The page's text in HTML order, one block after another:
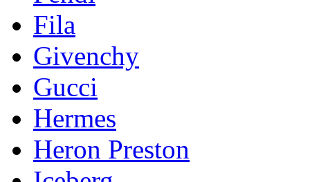
Fila
Givenchy
Gucci
Hermes
Heron Preston